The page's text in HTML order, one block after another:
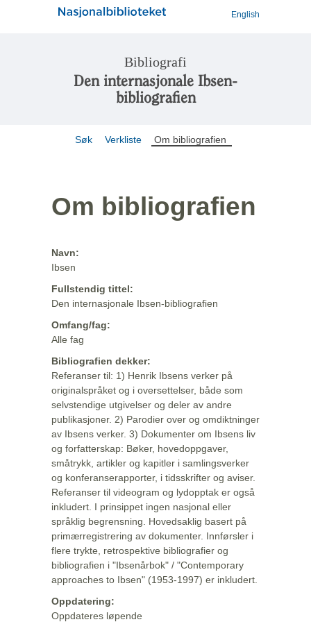
English
Bibliografi
Den internasjonale Ibsen-
bibliografien
Søk Verkliste Om bibliografien
Om bibliografien
Navn:
Ibsen
Fullstendig tittel:
Den internasjonale Ibsen-bibliografien
Omfang/fag:
Alle fag
Bibliografien dekker:
Referanser til: 1) Henrik Ibsens verker på
originalspråket og i oversettelser, både som
selvstendige utgivelser og deler av andre
publikasjoner. 2) Parodier over og omdiktninger
av Ibsens verker. 3) Dokumenter om Ibsens liv
og forfatterskap: Bøker, hovedoppgaver,
småtrykk, artikler og kapitler i samlingsverker
og konferanserapporter, i tidsskrifter og aviser.
Referanser til videogram og lydopptak er også
inkludert. I prinsippet ingen nasjonal eller
språklig begrensning. Hovedsaklig basert på
primærregistrering av dokumenter. Innførsler i
flere trykte, retrospektive bibliografier og
bibliografien i "Ibsenårbok" / "Contemporary
approaches to Ibsen" (1953-1997) er inkludert.
Oppdatering:
Oppdateres løpende